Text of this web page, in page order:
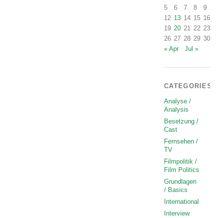
5
6 7 8 9
12 13 14 15 16
19 20 21 22 23
26 27 28 29 30
« Apr
Jul »
CATEGORIES
Analyse /
Analysis
Besetzung /
Cast
Fernsehen /
TV
Filmpolitik /
Film Politics
Grundlagen
/ Basics
International
Interview